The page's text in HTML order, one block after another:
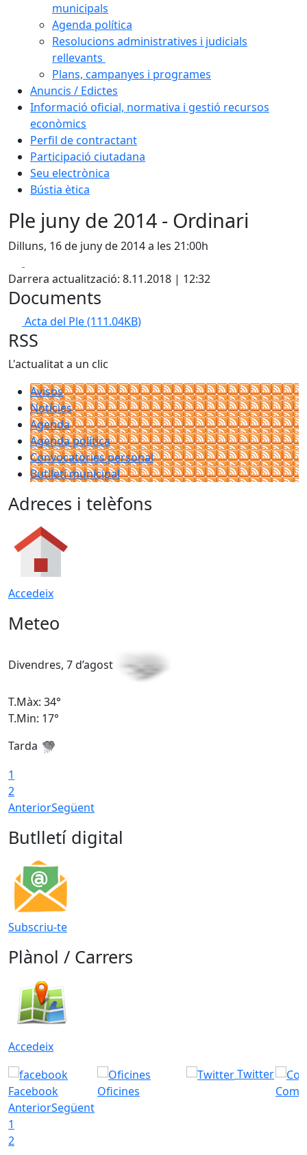
municipals
Agenda política
Resolucions administratives i judicials
rellevants
Plans, campanyes i programes
Anuncis / Edictes
Informació oficial, normativa i gestió recursos
econòmics
Perfil de contractant
Participació ciutadana
Seu electrònica
Bústia ètica
Ple juny de 2014 - Ordinari
Dilluns, 16 de juny de 2014 a les 21:00h
Darrera actualització: 8.11.2018 | 12:32
Documents
Acta del Ple(111.04KB)
RSS
L'actualitat a un clic
Avisos
Notícies
Agenda
Agenda política
Convocatòries personal
Butlletí municipal
Adreces i telèfons
Accedeix
Meteo
Divendres, 7 d’agost
T.Màx: 34°
T.Min: 17°
Tarda
1
2
AnteriorSegüent
Butlletí digital
Subscriu-te
Plànol / Carrers
Accedeix
Facebook Oficines
Twitter
Com
AnteriorSegüent
1
2